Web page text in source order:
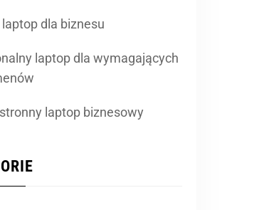
dla biznesu
laptop dla wymagających
laptop biznesowy